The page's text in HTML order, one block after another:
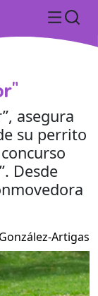
asegura
su perrito
Desde
Artigas